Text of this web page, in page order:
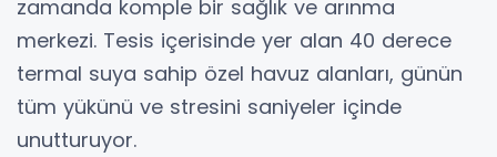
zamanda komple bir sağlık ve arınma
merkezi. Tesis içerisinde yer alan 40 derece
termal suya sahip özel havuz alanları, günün
tüm yükünü ve stresini saniyeler içinde
unutturuyor.